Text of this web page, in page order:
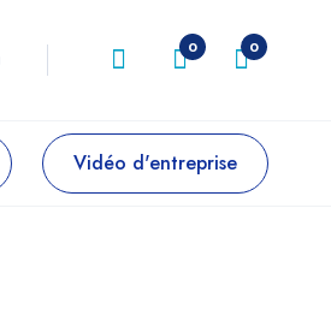
0 0
Vidéo d'entreprise